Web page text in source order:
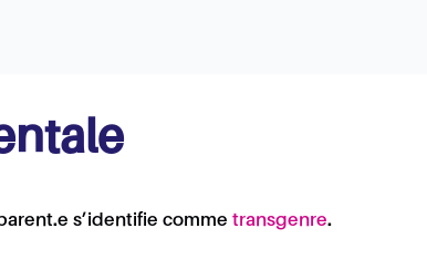
s’identifie comme transgenre.